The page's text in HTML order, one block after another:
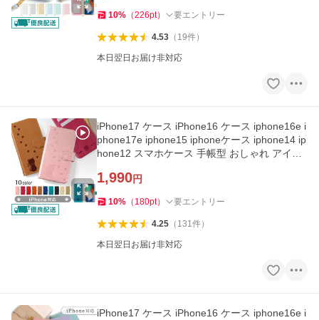
10% （226pt） 要エントリー
4.53（ 19件）
本日翌日お届け非対応
iPhone17 ケース iPhone16 ケース iphone16e i
phone17e iphone15 iphoneケース iphone14 ip
hone12 スマホケース 手帳型 おしゃれ アイフ
1,990円
10% （ 180pt） 要エントリー
4.25（ 131件）
本日翌日お届け非対応
iPhone17 ケース iPhone16 ケース iphone16e i